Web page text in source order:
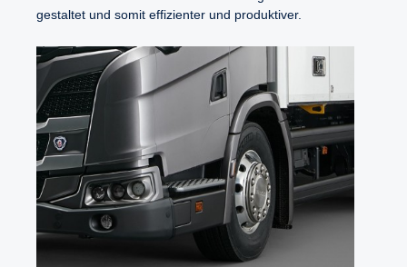
gestaltet und somit effizienter und produktiver.